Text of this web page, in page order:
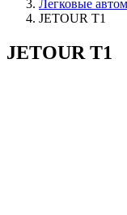
Легковые
JETOUR T1
JETOUR T1